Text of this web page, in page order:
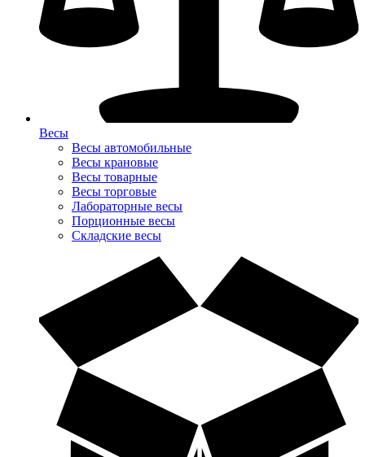
Весы
Весы автомобильные
Весы крановые
Весы товарные
Весы торговые
Лабораторные весы
Порционные весы
Складские весы